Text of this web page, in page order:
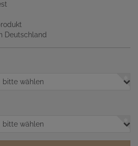
Deutschland
bitte wählen
bitte wählen